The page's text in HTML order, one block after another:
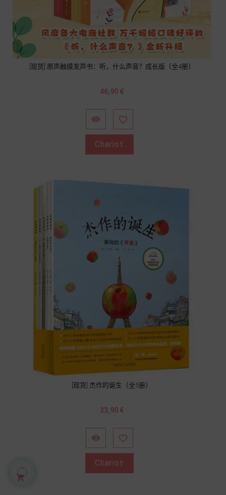
[现货] 原声触摸发声书：听，什么声音？成长版（全4册）
Prix
46,90 €
 
Chariot
[现货] 杰作的诞生（全5册）
Prix
23,90 €
 
Chariot
